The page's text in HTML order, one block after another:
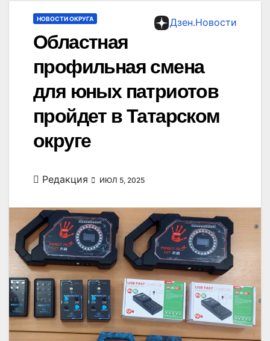
Дзен.Новости
НОВОСТИ ОКРУГА
Областная
профильная смена
для юных патриотов
пройдет в Татарском
округе
Редакция ИЮЛ 5, 2025